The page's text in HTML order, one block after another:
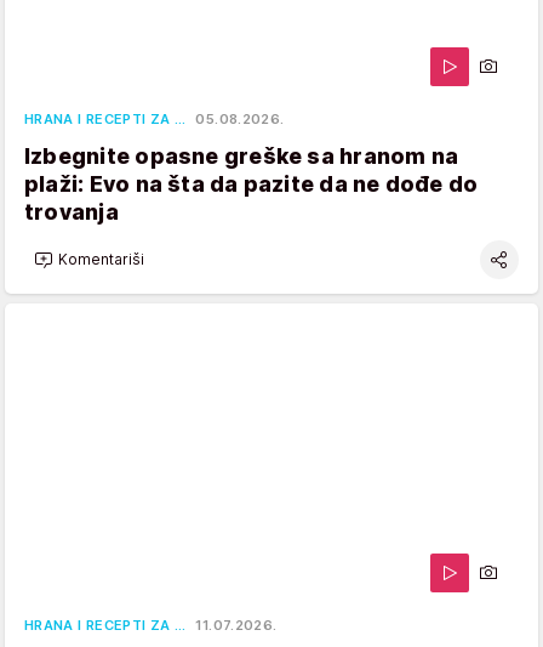
HRANA I RECEPTI ZA … 05.08.2026.
Izbegnite opasne greške sa hranom na
plaži: Evo na šta da pazite da ne dođe do
trovanja
Komentariši
HRANA I RECEPTI ZA … 11.07.2026.